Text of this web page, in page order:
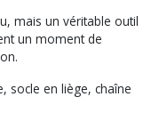
mais un véritable outil
un moment de
socle en liège, chaîne